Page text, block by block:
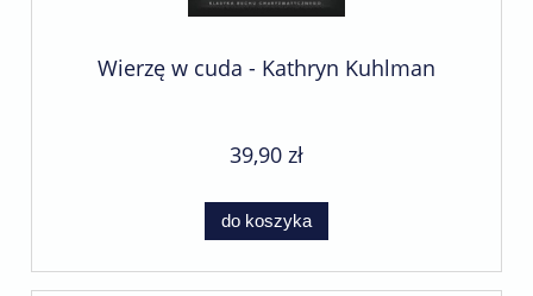
Wierzę w cuda - Kathryn Kuhlman
39,90 zł
do koszyka